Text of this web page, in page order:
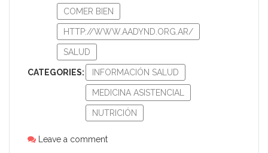
COMER BIEN
HTTP://WWW.AADYND.ORG.AR/
SALUD
CATEGORIES: INFORMACIÓN SALUD
MEDICINA ASISTENCIAL
NUTRICIÓN
Leave a comment